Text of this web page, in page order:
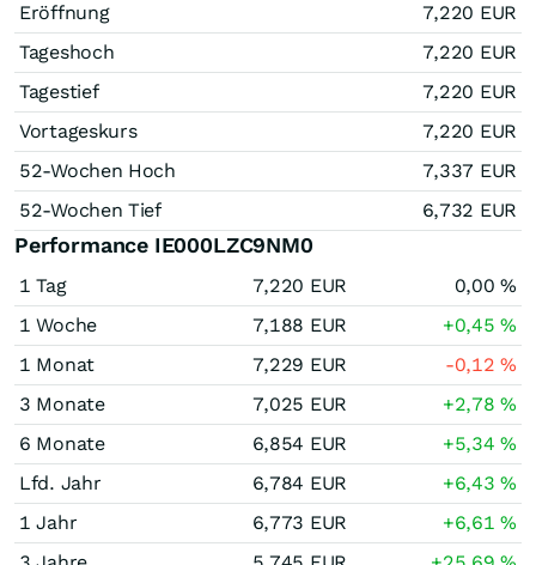
Eröffnung
7,220 EUR
Tageshoch
7,220 EUR
Tagestief
7,220 EUR
Vortageskurs
7,220 EUR
52-Wochen Hoch
7,337 EUR
52-Wochen Tief
6,732 EUR
Performance IE000LZC9NM0
1 Tag 7,220 EUR 0,00%
1 Woche
7,188 EUR +0,45%
1 Monat
7,229 EUR -0,12%
3 Monate
7,025 EUR +2,78%
6 Monate
6,854 EUR +5,34%
Lfd. Jahr
6,784 EUR +6,43%
1 Jahr
6,773 EUR +6,61%